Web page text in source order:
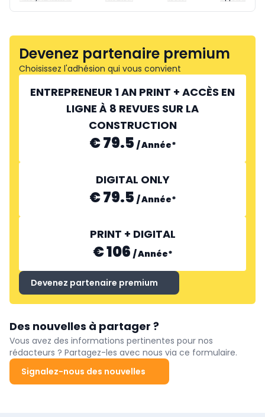
Devenez partenaire premium
Choisissez l'adhésion qui vous convient
ENTREPRENEUR 1 AN PRINT + ACCÈS EN
LIGNE À 8 REVUES SUR LA
CONSTRUCTION
€ 79.5 /Année*
DIGITAL ONLY
€ 79.5 /Année*
PRINT + DIGITAL
€ 106 /Année*
Devenez partenaire premium
Des nouvelles à partager ?
Vous avez des informations pertinentes pour nos
rédacteurs ? Partagez-les avec nous via ce formulaire.
Signalez-nous des nouvelles